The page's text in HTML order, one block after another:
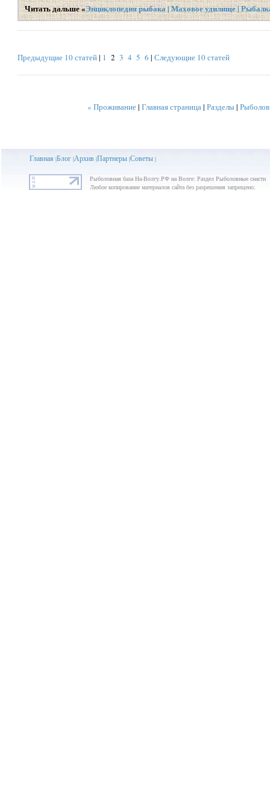
Читать дальше «Энциклопедия рыбака | Маховое удилище |
Предыдущие 10 статей| 1 2 3 4 5 6 | Следующие 10 статей
« Проживание| Главная страница| Разделы|
Главная |Блог|Архив|Партнеры|Советы|
Рыболовная база На-Волгу.РФ на Волге: Раздел Рыболовные снасти
Любое копирование материалов сайта без разрешения запрещено;